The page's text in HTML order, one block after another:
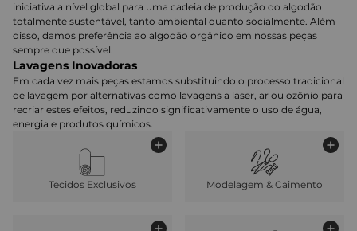
iniciativa a nível global para uma cadeia de produção do algodão
totalmente sustentável, tanto ambiental quanto socialmente. Além
disso, damos preferência ao algodão orgânico em nossas peças
sempre que possível.
Lavagens Inovadoras
Em cada vez mais peças estamos substituindo o processo tradicional
de lavagem por alternativas como lavagens a laser, ar ou ozônio para
recriar estes efeitos, reduzindo significativamente o uso de água,
energia e produtos químicos.
Tecidos Exclusivos Modelagem & Caimento